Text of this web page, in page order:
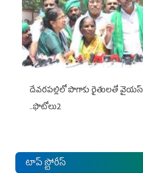
దేవరపల్లిలో పొగాకు రైతులతో
..ఫొటోలు2
టాప్ స్టోరీస్